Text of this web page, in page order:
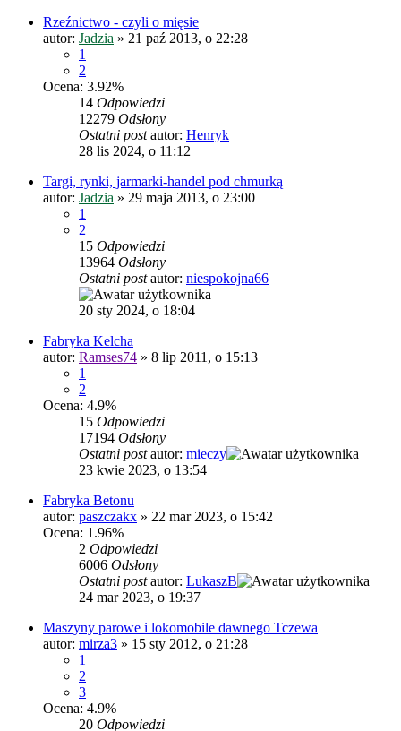
Rzeźnictwo - czyli o mięsie
autor: Jadzia » 21 paź 2013, o 22:28
1
2
Ocena: 3.92%
14 Odpowiedzi
12279 Odsłony
Ostatni postautor: Henryk
28 lis 2024, o 11:12
Targi, rynki, jarmarki-handel pod chmurką
autor: Jadzia » 29 maja 2013, o 23:00
1
2
15 Odpowiedzi
13964 Odsłony
Ostatni postautor: niespokojna66
20 sty 2024, o 18:04
Fabryka Kelcha
autor: Ramses74 » 8 lip 2011, o 15:13
1
2
Ocena: 4.9%
15 Odpowiedzi
17194 Odsłony
Ostatni postautor: mieczy
23 kwie 2023, o 13:54
Fabryka Betonu
autor: paszczakx » 22 mar 2023, o 15:42
Ocena: 1.96%
2 Odpowiedzi
6006 Odsłony
Ostatni postautor: LukaszB
24 mar 2023, o 19:37
Maszyny parowe i lokomobile dawnego Tczewa
autor: mirza3 » 15 sty 2012, o 21:28
1
2
3
Ocena: 4.9%
20 Odpowiedzi